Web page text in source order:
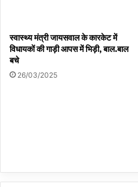
स्वास्थ्य मंत्री जायसवाल के कारकेट में
विधायकों की गाड़ी आपस में भिड़ी, बाल.बाल
बचे
26/03/2025